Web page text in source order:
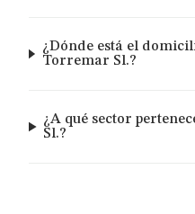
¿Dónde está el
Torremar Sl.?
¿A qué sector
Sl.?